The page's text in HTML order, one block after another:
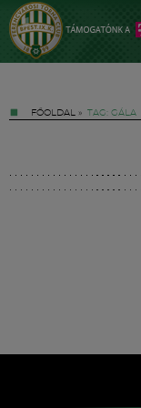
FŐOLDAL » TAG: GÁLA
Hírek